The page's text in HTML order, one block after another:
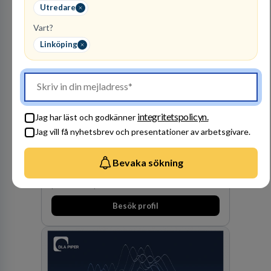
Utredare
Vart?
Linköping
Jag har läst och godkänner integritetspolicyn.
Jag vill få nyhetsbrev och presentationer av arbetsgivare.
Bevaka sökning
Finnvedens
Lastvagnar AB
ÅTERFÖRSÄLJARE
1lediga jobb
Visa jobb
Finnvedens Lastvagnar startades 1997 när man
huvudanläggningen i Värnamo. Sedan dess har
man expanderat kraftigt genom ett antal
den största privata återförsäljaren av Volvo
Lastvagnar och finns representerade på 20
orter i södra Sverige.
Besök profil